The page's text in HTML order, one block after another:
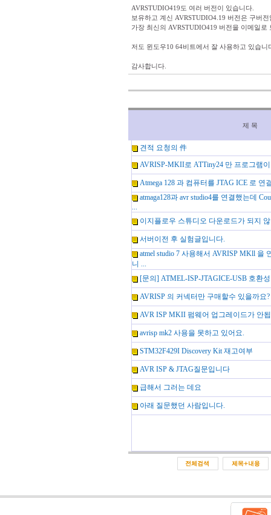
AVRSTUDIO419도 여러 버전이 있습니다.
보유하고 계신 AVRSTUDIO4.19 버전은 구버전
가장 최신의 AVRSTUDIO419 버전을 이메일로
저도 윈도우10 64비트에서 잘 사용하고 있습니
감사합니다.
제 목
견적 요청의 件
AVRISP-MKII로 ATTiny24 만 프로그램
Atmega 128 과 컴퓨터를 JTAG ICE 로
atmaga128과 avr studio4를 연결했는데
...
이지플로우 스튜디오 다운로드가 되지
서버이전 후 실험글입니다.
atmel studio 7 사용해서 AVRISP MKll 을
니 ...
[문의] ATMEL-ISP-JTAGICE-USB 호환성
AVRISP 의 커넥터만 구매할수 있을까요?
AVR ISP MKII 펌웨어 업그레이드가 안
avrisp mk2 사용을 못하고 있어요.
STM32F429I Discovery Kit 재고여부
AVR ISP & JTAG질문입니다
급해서 그러는 데요
아래 질문했던 사람입니다.